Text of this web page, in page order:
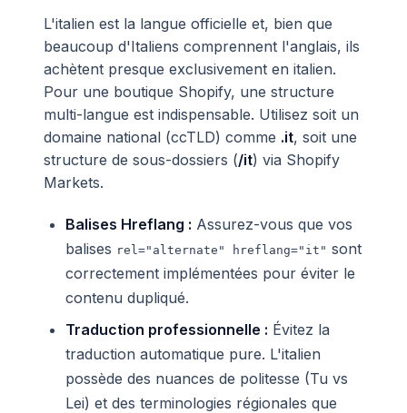
L'italien est la langue officielle et, bien que
beaucoup d'Italiens comprennent l'anglais, ils
achètent presque exclusivement en italien.
Pour une boutique Shopify, une structure
multi-langue est indispensable. Utilisez soit un
domaine national (ccTLD) comme .it, soit une
structure de sous-dossiers (/it) via Shopify
Markets.
Balises Hreflang : Assurez-vous que vos
balises rel="alternate" hreflang="it" sont
correctement implémentées pour éviter le
contenu dupliqué.
Traduction professionnelle : Évitez la
traduction automatique pure. L'italien
possède des nuances de politesse (Tu vs
Lei) et des terminologies régionales que